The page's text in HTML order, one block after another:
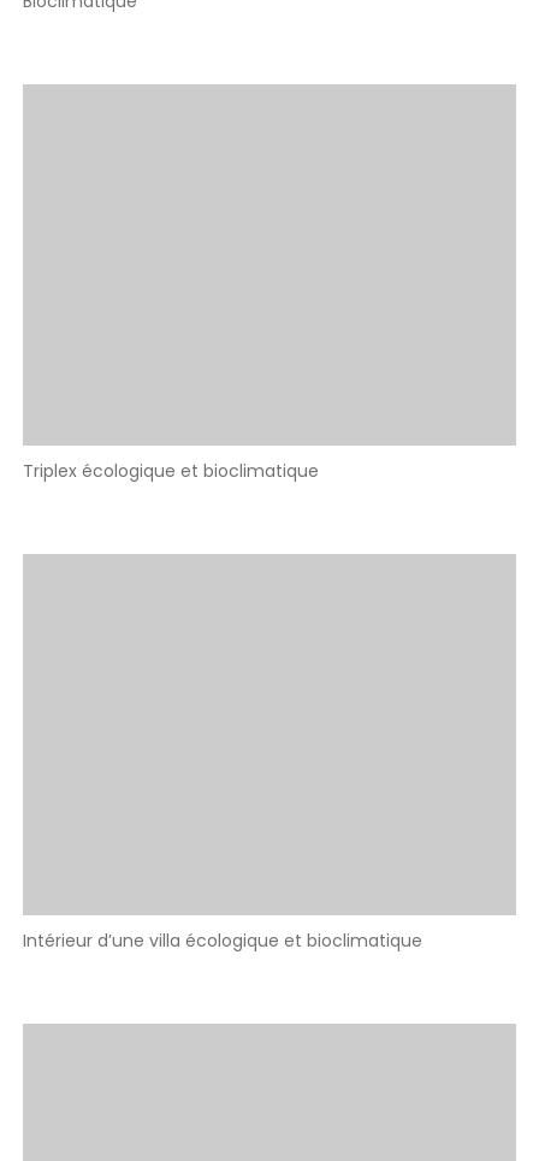
Triplex écologique et bioclimatique
Intérieur d’une villa écologique et bioclimatique